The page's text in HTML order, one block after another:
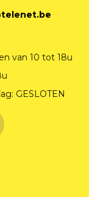
van 10 tot 18u
GESLOTEN